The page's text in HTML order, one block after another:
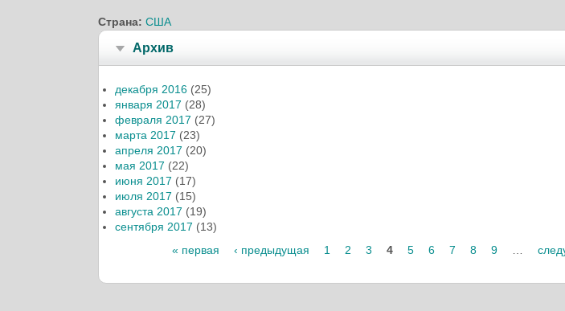
Страна: США
Архив
декабря 2016 (25)
января 2017 (28)
февраля 2017 (27)
марта 2017 (23)
апреля 2017 (20)
мая 2017 (22)
июня 2017 (17)
июля 2017 (15)
августа 2017 (19)
сентября 2017 (13)
« первая ‹ предыдущая 1 2 3 4 5 6 7 8 9